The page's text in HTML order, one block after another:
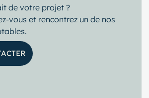
de votre projet ?
vous et rencontrez un de nos